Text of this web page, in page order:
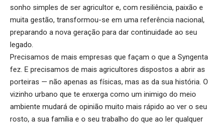
sonho simples de ser agricultor e, com resiliência, paixão e
muita gestão, transformou-se em uma referência nacional,
preparando a nova geração para dar continuidade ao seu
legado.
Precisamos de mais empresas que façam o que a Syngenta
fez. E precisamos de mais agricultores dispostos a abrir as
porteiras — não apenas as físicas, mas as da sua história. O
vizinho urbano que te enxerga como um inimigo do meio
ambiente mudará de opinião muito mais rápido ao ver o seu
rosto, a sua família e o seu trabalho do que ao ler qualquer